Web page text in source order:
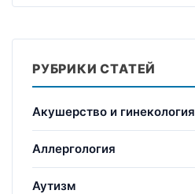
РУБРИКИ СТАТЕЙ
Акушерство и гинекология
Аллергология
Аутизм